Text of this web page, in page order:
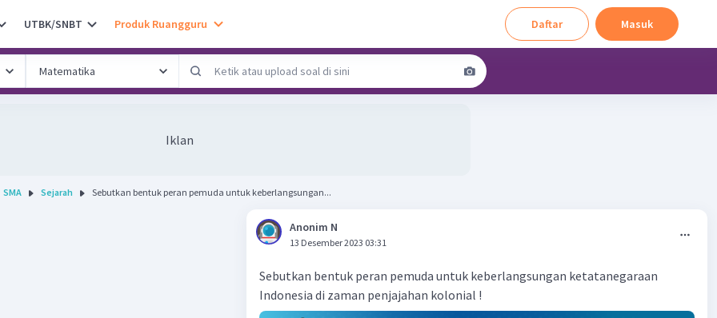
UTBK/SNBT Produk Ruangguru Daftar Masuk
Iklan
SMA Sejarah Sebutkan bentuk peran pemuda untuk keberlangsungan...
Anonim N
13 Desember 2023 03:31
Sebutkan bentuk peran pemuda untuk keberlangsungan ketatanegaraan
Indonesia di zaman penjajahan kolonial !